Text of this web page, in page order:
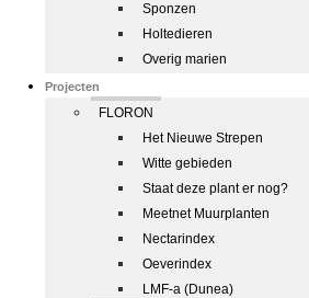
Sponzen
Holtedieren
Overig marien
Projecten
FLORON
Het Nieuwe Strepen
Witte gebieden
Staat deze plant er nog?
Meetnet Muurplanten
Nectarindex
Oeverindex
LMF-a (Dunea)